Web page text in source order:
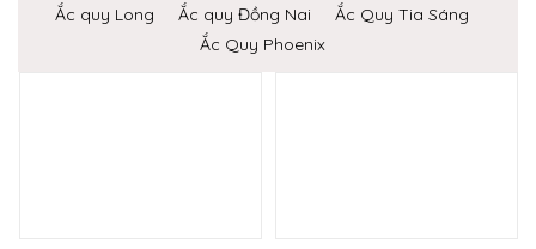
Ắc quy Long
Ắc quy Đồng Nai
Ắc Quy Tia Sáng
Ắc Quy Phoenix